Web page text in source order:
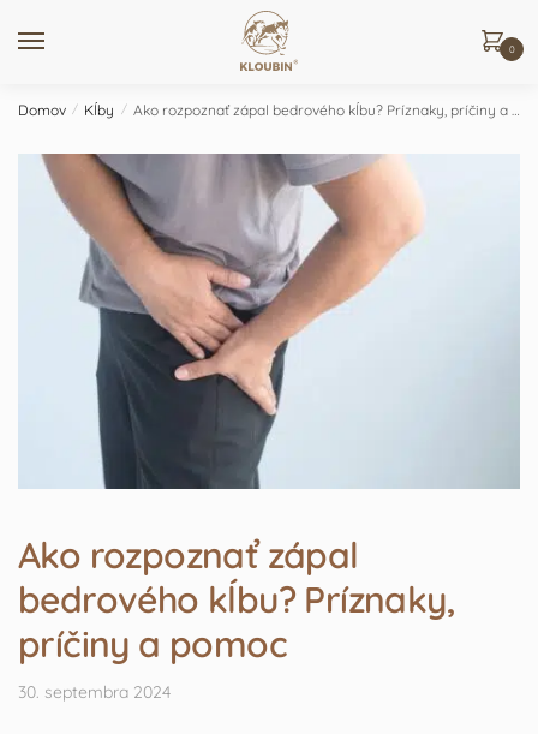
0
Domov / Kĺby / Ako rozpoznať zápal bedrového kĺbu? Príznaky, príčiny a pomoc
Ako rozpoznať zápal
bedrového kĺbu? Príznaky,
príčiny a pomoc
30. septembra 2024